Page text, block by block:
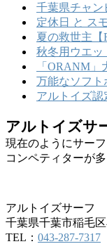
千葉県チャン
定休日 と ス
夏の救世主
秋冬用ウエッ
「ORANM
万能なソフト
アルトイズ認
アルトイズサ
現在のようにサー
コンペティターが
アルトイズサーフ
千葉県千葉市稲毛
TEL： 043-287-7317